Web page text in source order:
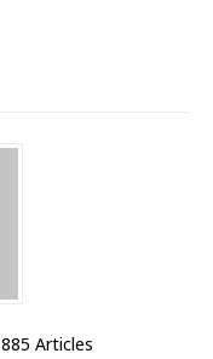
885 Articles